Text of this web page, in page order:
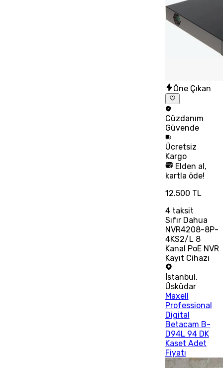
Öne Çıkan
Cüzdanım
Güvende
Ücretsiz
Kargo
Elden al,
kartla öde!
12.500 TL
4taksit
Sıfır Dahua
NVR4208-8P-
4KS2/L 8
Kanal PoE NVR
Kayıt Cihazı
İstanbul,
Üsküdar
Maxell
Professional
Digital
Betacam B-
D94L 94 DK
Kaset Adet
Fiyatı